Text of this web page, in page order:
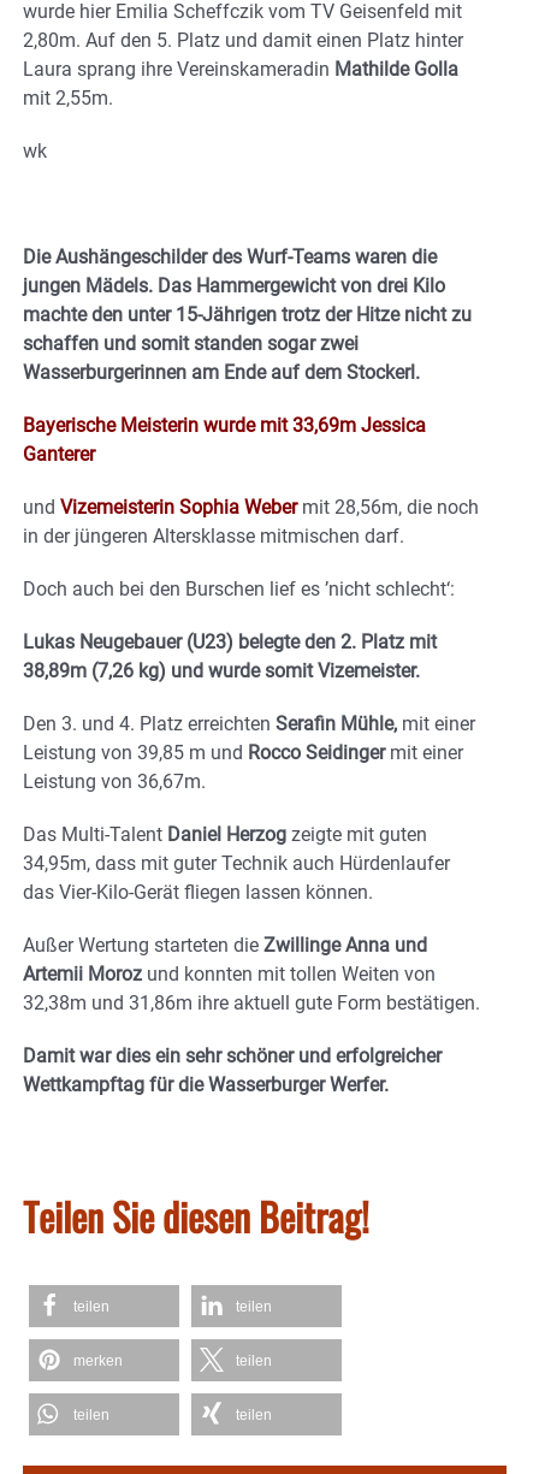
wurde hier Emilia Scheffczik vom TV Geisenfeld mit
2,80m. Auf den 5. Platz und damit einen Platz hinter
Laura sprang ihre Vereinskameradin Mathilde Golla
mit 2,55m.
wk
Die Aushängeschilder des Wurf-Teams waren die
jungen Mädels. Das Hammergewicht von drei Kilo
machte den unter 15-Jährigen trotz der Hitze nicht zu
schaffen und somit standen sogar zwei
Wasserburgerinnen am Ende auf dem Stockerl.
Bayerische Meisterin wurde mit 33,69m Jessica
Ganterer
und Vizemeisterin Sophia Webermit 28,56m, die noch
in der jüngeren Altersklasse mitmischen darf.
Doch auch bei den Burschen lief es ’nicht schlecht‘:
Lukas Neugebauer (U23) belegte den 2. Platz mit
38,89m (7,26 kg) und wurde somit Vizemeister.
Den 3. und 4. Platz erreichten Serafin Mühle, mit einer
Leistung von 39,85 m und Rocco Seidingermit einer
Leistung von 36,67m.
Das Multi-Talent Daniel Herzog zeigte mit guten
34,95m, dass mit guter Technik auch Hürdenlaufer
das Vier-Kilo-Gerät fliegen lassen können.
Außer Wertung starteten die Zwillinge Anna und
Artemii Moroz und konnten mit tollen Weiten von
32,38m und 31,86m ihre aktuell gute Form bestätigen.
Damit war dies ein sehr schöner und erfolgreicher
Wettkampftag für die Wasserburger Werfer.
Teilen Sie diesen Beitrag!
teilen teilen
merken teilen
teilen teilen